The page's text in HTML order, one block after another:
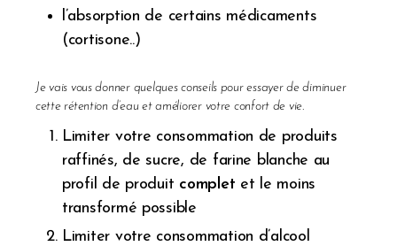
l’absorption de certains médicaments
(cortisone..)
Je vais vous donner quelques conseils pour essayer de diminuer
cette rétention d’eau et améliorer votre confort de vie.
Limiter votre consommation de produits
raffinés, de sucre, de farine blanche au
profil de produit complet et le moins
transformé possible
Limiter votre consommation d’alcool